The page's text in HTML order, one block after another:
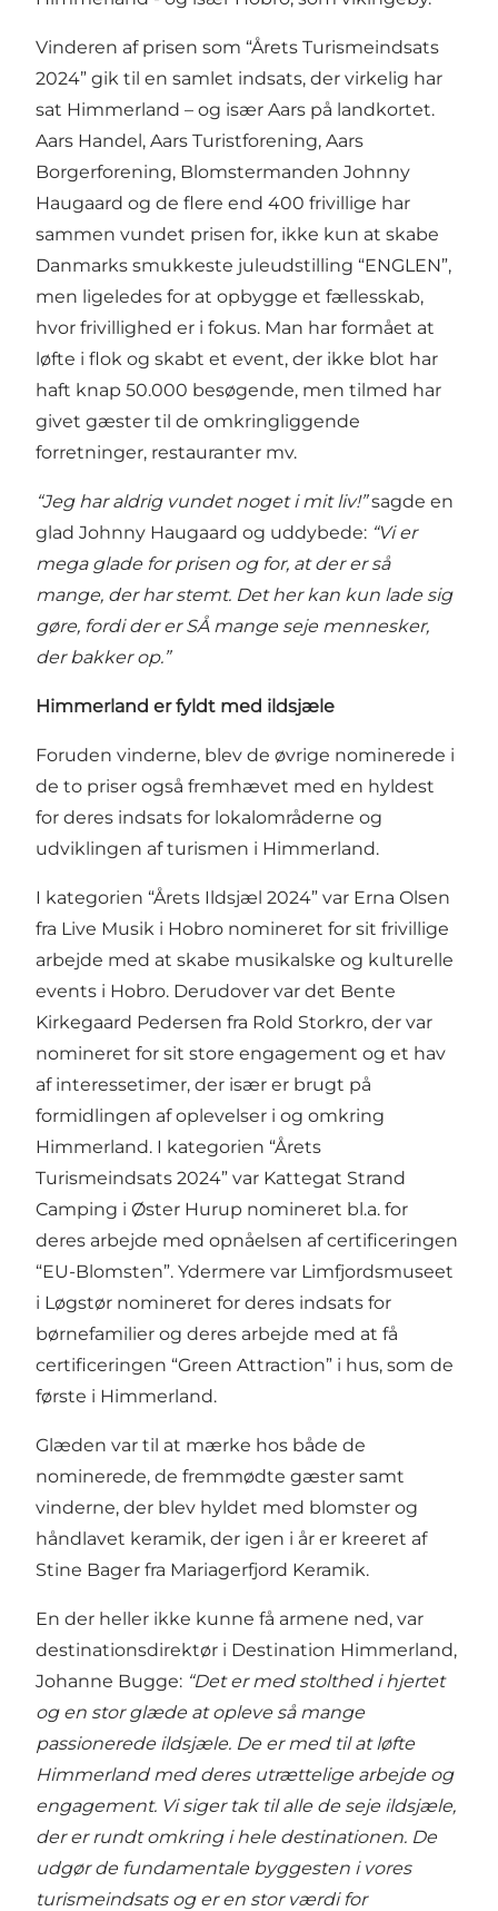
Vinderen af prisen som “Årets Turismeindsats
2024” gik til en samlet indsats, der virkelig har
sat Himmerland – og især Aars på landkortet.
Aars Handel, Aars Turistforening, Aars
Borgerforening, Blomstermanden Johnny
Haugaard og de flere end 400 frivillige har
sammen vundet prisen for, ikke kun at skabe
Danmarks smukkeste juleudstilling “ENGLEN”,
men ligeledes for at opbygge et fællesskab,
hvor frivillighed er i fokus. Man har formået at
løfte i flok og skabt et event, der ikke blot har
haft knap 50.000 besøgende, men tilmed har
givet gæster til de omkringliggende
forretninger, restauranter mv.
“Jeg har aldrig vundet noget i mit liv!”sagde en
glad Johnny Haugaard og uddybede: “Vi er
mega glade for prisen og for, at der er så
mange, der har stemt. Det her kan kun lade sig
gøre, fordi der er SÅ mange seje mennesker,
der bakker op.”
Himmerland er fyldt med ildsjæle
Foruden vinderne, blev de øvrige nominerede i
de to priser også fremhævet med en hyldest
for deres indsats for lokalområderne og
udviklingen af turismen i Himmerland.
I kategorien “Årets Ildsjæl 2024” var Erna Olsen
fra Live Musik i Hobro nomineret for sit frivillige
arbejde med at skabe musikalske og kulturelle
events i Hobro. Derudover var det Bente
Kirkegaard Pedersen fra Rold Storkro, der var
nomineret for sit store engagement og et hav
af interessetimer, der især er brugt på
formidlingen af oplevelser i og omkring
Himmerland. I kategorien “Årets
Turismeindsats 2024” var Kattegat Strand
Camping i Øster Hurup nomineret bl.a. for
deres arbejde med opnåelsen af certificeringen
“EU-Blomsten”. Ydermere var Limfjordsmuseet
i Løgstør nomineret for deres indsats for
børnefamilier og deres arbejde med at få
certificeringen “Green Attraction” i hus, som de
første i Himmerland.
Glæden var til at mærke hos både de
nominerede, de fremmødte gæster samt
vinderne, der blev hyldet med blomster og
håndlavet keramik, der igen i år er kreeret af
Stine Bager fra Mariagerfjord Keramik.
En der heller ikke kunne få armene ned, var
destinationsdirektør i Destination Himmerland,
Johanne Bugge: “Det er med stolthed i hjertet
og en stor glæde at opleve så mange
passionerede ildsjæle. De er med til at løfte
Himmerland med deres utrættelige arbejde og
engagement. Vi siger tak til alle de seje ildsjæle,
der er rundt omkring i hele destinationen. De
udgør de fundamentale byggesten i vores
turismeindsats og er en stor værdi for